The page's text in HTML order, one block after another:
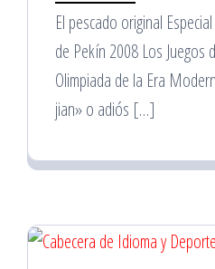
El pescado original
de Pekín 2008 Los Juegos
Olimpiada de la Era
jian» o adiós […]